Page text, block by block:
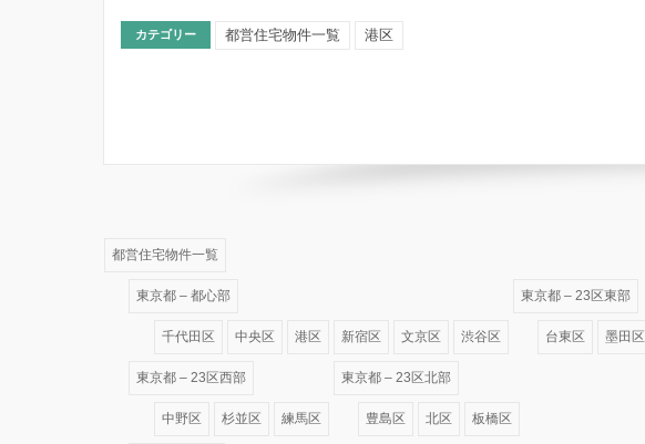
カテゴリー 都営住宅物件一覧 港区
都営住宅物件一覧
東京都 – 都心部
千代田区 中央区 港区 新宿区 文京区 渋谷区
東京都 – 23区東部
台東区 墨田区
東京都 – 23区西部
中野区 杉並区 練馬区
東京都 – 23区北部
豊島区 北区 板橋区